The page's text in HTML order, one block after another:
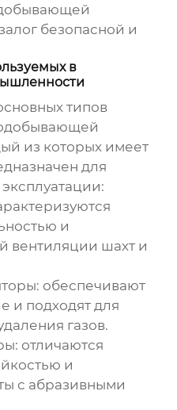
безопасной и
в
типов
из которых имеет
для
и
вентиляции шахт и
обеспечивают
и подходят для
газов.
отличаются
и
с абразивными